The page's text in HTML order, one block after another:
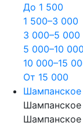
До 1 500
1 500–3 000
3 000–5 000
5 000–10 000
10 000–15
От 15 000
Шампанское
Шампанское
Шампанское